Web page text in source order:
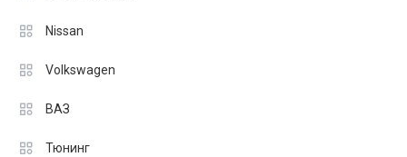
Nissan
Volkswagen
ВАЗ
Тюнинг